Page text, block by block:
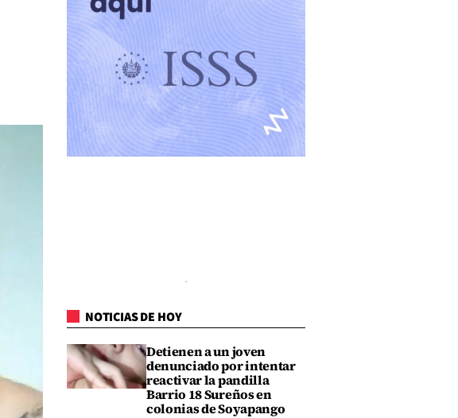
NOTICIAS DE HOY
Detienen a un joven
denunciado por intentar
reactivar la pandilla
Barrio 18 Sureños en
colonias de Soyapango